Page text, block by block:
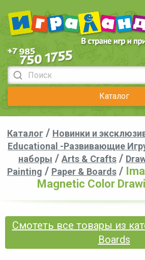
Каталог
Каталог/ Новинки и
Educational -Развивающие
наборы / Arts & Crafts /
Painting / Paper & Boards/
Magnetic Color
Смотеть все товары из
Boards